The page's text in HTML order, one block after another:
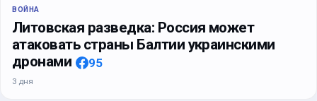
ВОЙНА
Литовская разведка: Россия может
атаковать страны Балтии украинскими
дронами
95
3 дня